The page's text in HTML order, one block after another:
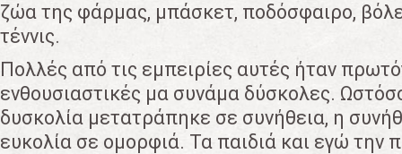
ζώα της φάρμας, μπάσκετ, ποδόσφαιρο,
τέννις.
Πολλές από τις εμπειρίες αυτές ήταν
ενθουσιαστικές μα συνάμα δύσκολες.
δυσκολία μετατράπηκε σε συνήθεια, η
ευκολία σε ομορφιά. Τα παιδιά και εγώ την